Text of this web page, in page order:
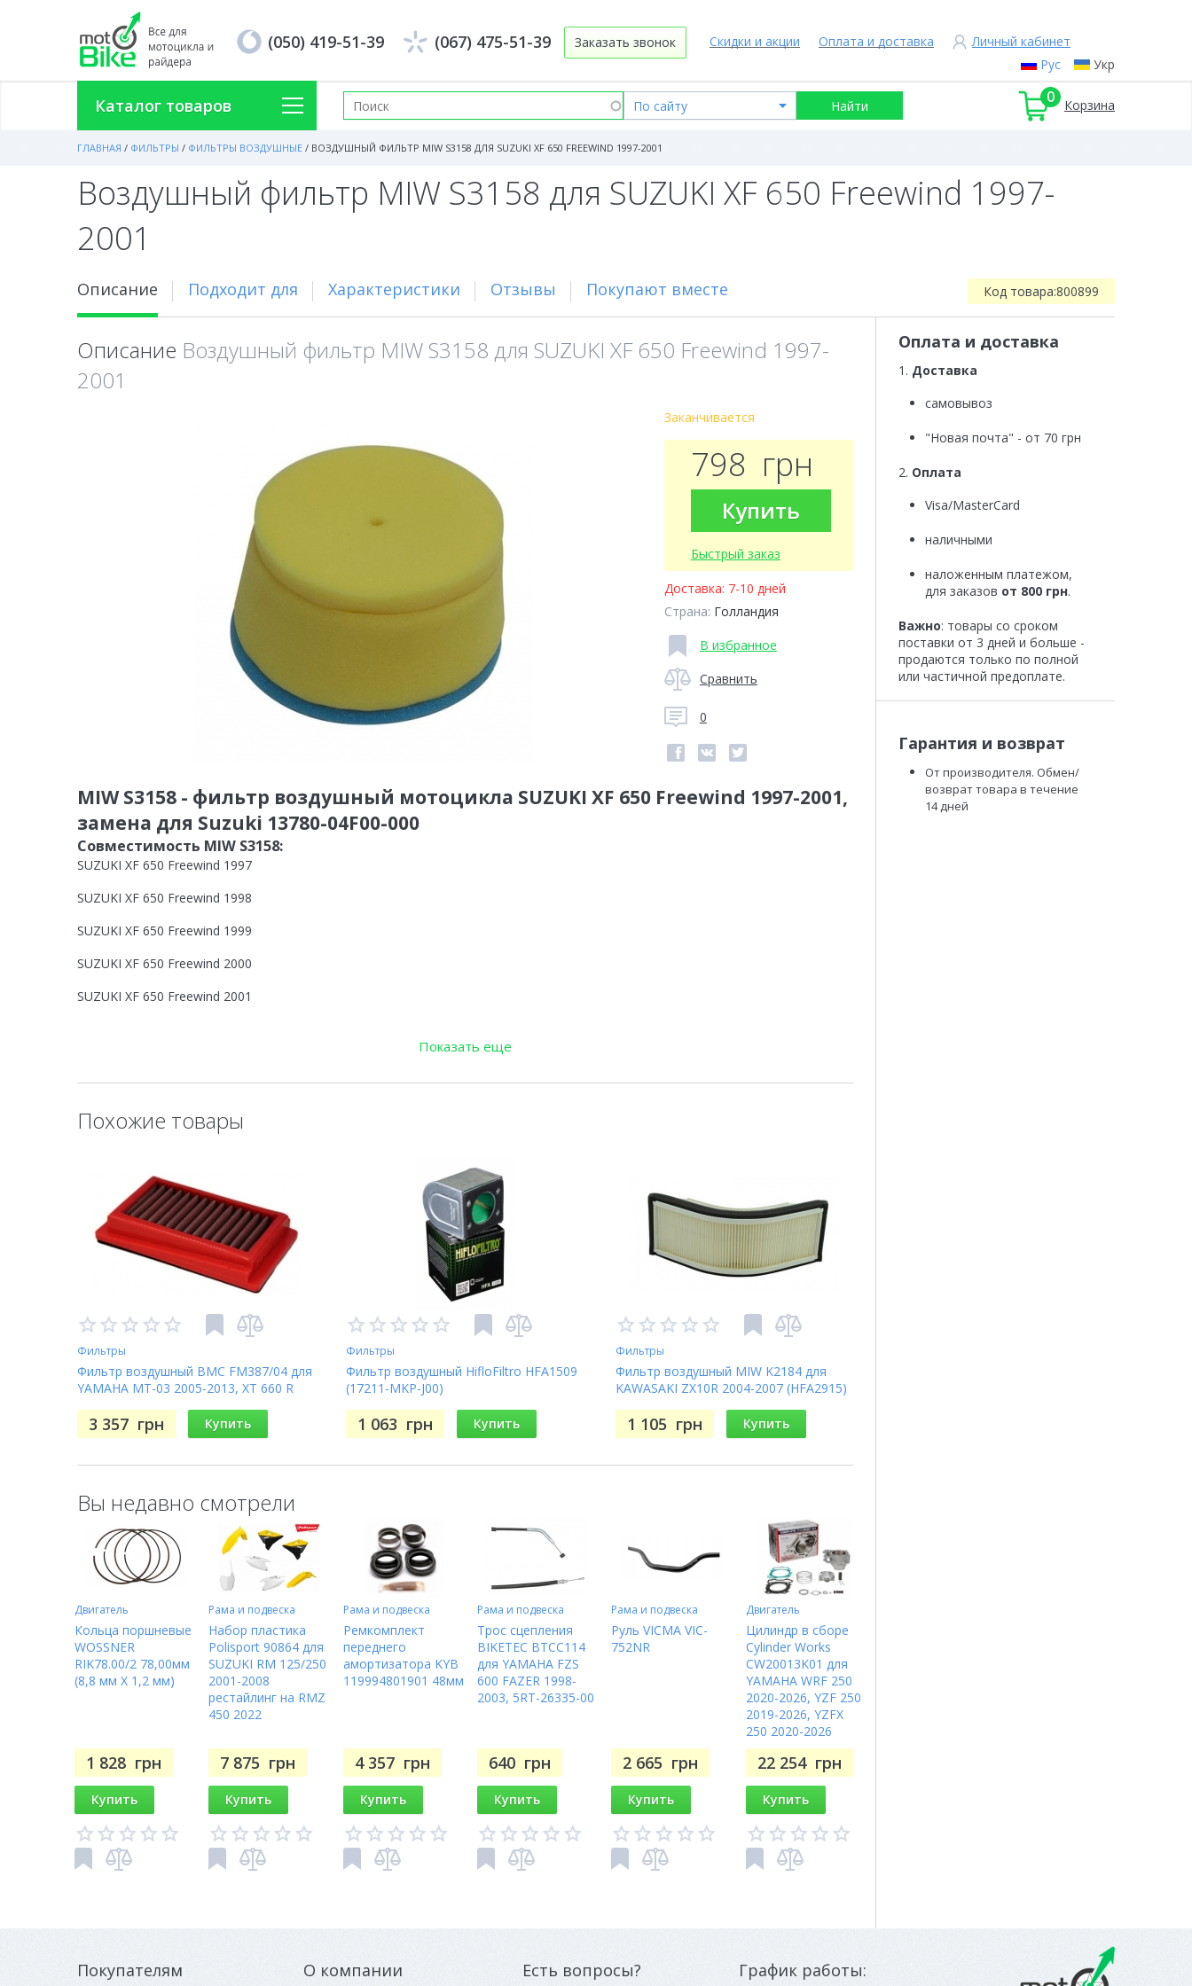
Рус Укр
Скидки и акции Оплата и доставка Личный кабинет
(050) 419-51-39 (067) 475-51-39 Заказать звонок
Каталог товаров 0 Корзина
ГЛАВНАЯ / ФИЛЬТРЫ / ФИЛЬТРЫ ВОЗДУШНЫЕ / ВОЗДУШНЫЙ ФИЛЬТР MIW S3158 ДЛЯ SUZUKI XF 650 FREEWIND 1997-2001
Воздушный фильтр MIW S3158 для SUZUKI XF 650 Freewind 1997-
2001
Описание Подходит для Характеристики Отзывы Покупают вместе Код товара:800899
Описание Воздушный фильтр MIW S3158 для SUZUKI XF 650 Freewind 1997-
2001
Заканчивается
798 грн
Купить
Быстрый заказ
Доставка: 7-10 дней
Страна: Голландия
В избранное
Сравнить
0
MIW S3158 - фильтр воздушный мотоцикла SUZUKI XF 650 Freewind 1997-2001,
замена для Suzuki 13780-04F00-000
Совместимость MIW S3158:
SUZUKI XF 650 Freewind 1997
SUZUKI XF 650 Freewind 1998
SUZUKI XF 650 Freewind 1999
SUZUKI XF 650 Freewind 2000
SUZUKI XF 650 Freewind 2001
Показать еще
Похожие товары
Фильтры
Фильтр воздушный BMC FM387/04 для
YAMAHA MT-03 2005-2013, XT 660 R
2015
3 357 грн Купить
Фильтры
Фильтр воздушный HifloFiltro HFA1509
(17211-MKP-J00)
1 063 грн Купить
Фильтры
Фильтр воздушный MIW K2184 для
KAWASAKI ZX10R 2004-2007 (HFA2915)
1 105 грн Купить
Вы недавно смотрели
Двигатель
Кольца поршневые
WOSSNER
RIK78.00/2 78,00мм
(8,8 мм X 1,2 мм)
1 828 грн
Купить
Рама и подвеска
Набор пластика
Polisport 90864 для
SUZUKI RM 125/250
2001-2008
рестайлинг на RMZ
450 2022
7 875 грн
Купить
Рама и подвеска
Ремкомплект
переднего
амортизатора KYB
119994801901 48мм
4 357 грн
Купить
Рама и подвеска
Трос сцепления
BIKETEC BTCC114
для YAMAHA FZS
600 FAZER 1998-
2003, 5RT-26335-00
640 грн
Купить
Рама и подвеска
Руль VICMA VIC-
752NR
2 665 грн
Купить
Двигатель
Цилиндр в сборе
Cylinder Works
CW20013K01 для
YAMAHA WRF 250
2020-2026, YZF 250
2019-2026, YZFX
250 2020-2026
22 254 грн
Купить
Оплата и доставка
1. Доставка
самовывоз
"Новая почта" - от 70 грн
2. Оплата
Visa/MasterCard
наличными
наложенным платежом,
для заказов от 800 грн.
Важно: товары со сроком
поставки от 3 дней и больше -
продаются только по полной
или частичной предоплате.
Гарантия и возврат
От производителя. Обмен/
возврат товара в течение
14 дней
Покупателям О компании Есть вопросы? График работы: